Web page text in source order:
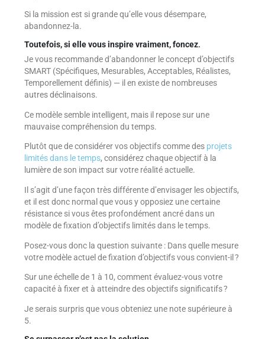
Si la mission est si grande qu’elle vous désempare,
abandonnez-la.
Toutefois, si elle vous inspire vraiment, foncez.
Je vous recommande d’abandonner le concept d’objectifs
SMART (Spécifiques, Mesurables, Acceptables, Réalistes,
Temporellement définis) — il en existe de nombreuses
autres déclinaisons.
Ce modèle semble intelligent, mais il repose sur une
mauvaise compréhension du temps.
Plutôt que de considérer vos objectifs comme des projets
limités dans le temps, considérez chaque objectif à la
lumière de son impact sur votre réalité actuelle.
Il s’agit d’une façon très différente d’envisager les objectifs,
et il est donc normal que vous y opposiez une certaine
résistance si vous êtes profondément ancré dans un
modèle de fixation d’objectifs limités dans le temps.
Posez-vous donc la question suivante : Dans quelle mesure
votre modèle actuel de fixation d’objectifs vous convient-il ?
Sur une échelle de 1 à 10, comment évaluez-vous votre
capacité à fixer et à atteindre des objectifs significatifs ?
Je serais surpris que vous obteniez une note supérieure à
5.